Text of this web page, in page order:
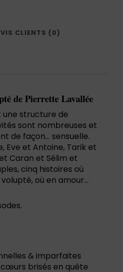
CLIENTS (0)
de Pierrette Lavallée
une structure de
sont nombreuses et
de façon… sensuelle.
Eve et Antoine, Tarik et
Caran et Sélim et
cinq histoires où
où en amour…
& imparfaites
brisés en quête